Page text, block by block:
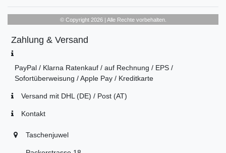
© Copyright 2026 | Alle Rechte vorbehalten.
Zahlung & Versand
PayPal / Klarna Ratenkauf / auf Rechnung / EPS /
Sofortüberweisung / Apple Pay / Kreditkarte
Versand mit DHL (DE) / Post (AT)
Kontakt
Taschenjuwel